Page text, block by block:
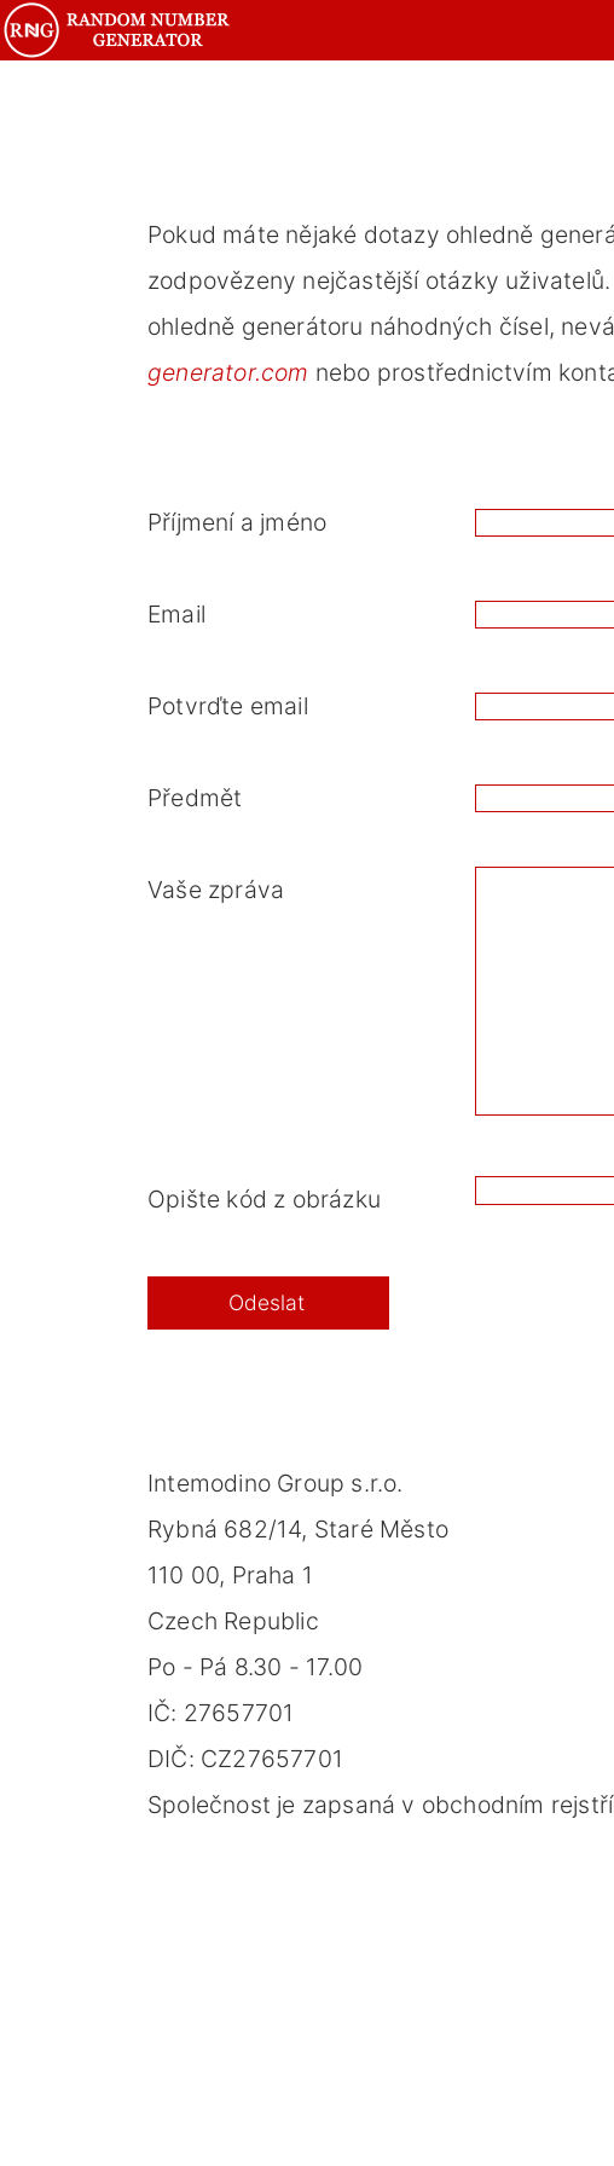
Pokud máte nějaké dotazy ohledně
zodpovězeny nejčastější otázky
ohledně generátoru náhodných čísel,
generator.com nebo prostřednictvím
Příjmení a jméno
Email
Potvrďte email
Předmět
Vaše zpráva
Opište kód z obrázku
Intemodino Group s.r.o.
Rybná 682/14, Staré Město
110 00, Praha 1
Czech Republic
Po - Pá 8.30 - 17.00
IČ: 27657701
DIČ: CZ27657701
Společnost je zapsaná v obchodním